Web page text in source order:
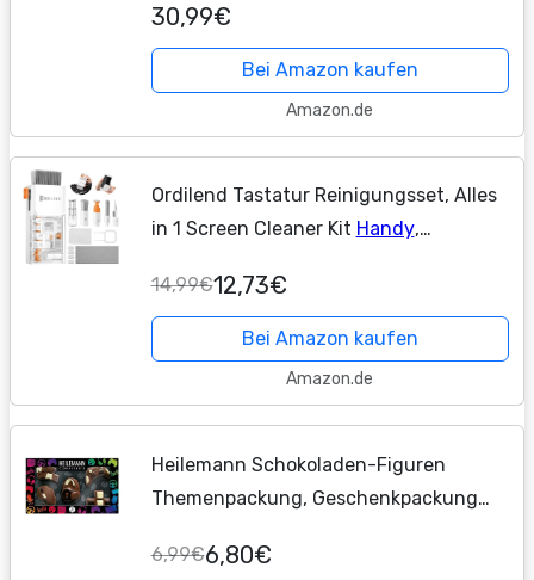
Deko Hexa Wandbeleuchtung Smart
Sechseckige Gamer...
30,99€
Bei Amazon kaufen
Amazon.de
Ordilend Tastatur Reinigungsset, Alles
in 1 Screen Cleaner Kit Handy,
Keyboard Cleaner for Tablet,
PC Monitor,...
14,99€12,73€
Bei Amazon kaufen
Amazon.de
Heilemann Schokoladen-Figuren
Themenpackung, Geschenkpackung
6,99€6,80€